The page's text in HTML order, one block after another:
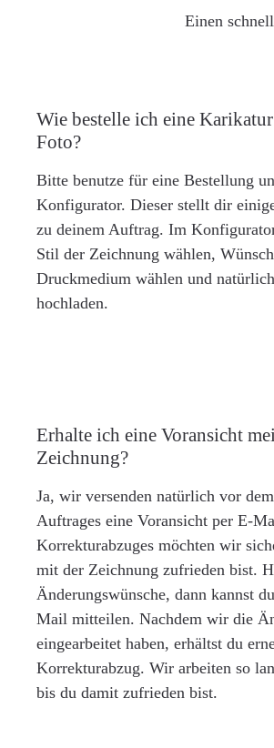
Einen
Wie bestelle ich eine
Foto?
Bitte benutze für eine Bestellung
Konfigurator. Dieser stellt dir
zu deinem Auftrag. Im
Stil der Zeichnung wählen,
Druckmedium wählen und
hochladen.
Erhalte ich eine Voransicht
Zeichnung?
Ja, wir versenden natürlich vor
Auftrages eine Voransicht per E-
Korrekturabzuges möchten wir
mit der Zeichnung zufrieden bist.
Änderungswünsche, dann kannst
Mail mitteilen. Nachdem wir die
eingearbeitet haben, erhältst du
Korrekturabzug. Wir arbeiten so
bis du damit zufrieden bist.